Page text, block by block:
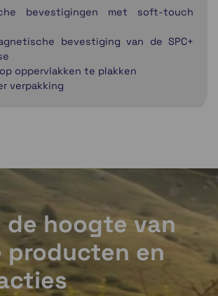
bevestigingen met soft-touch
bevestiging van de SPC+
oppervlakken te plakken
verpakking
hoogte van
producten en